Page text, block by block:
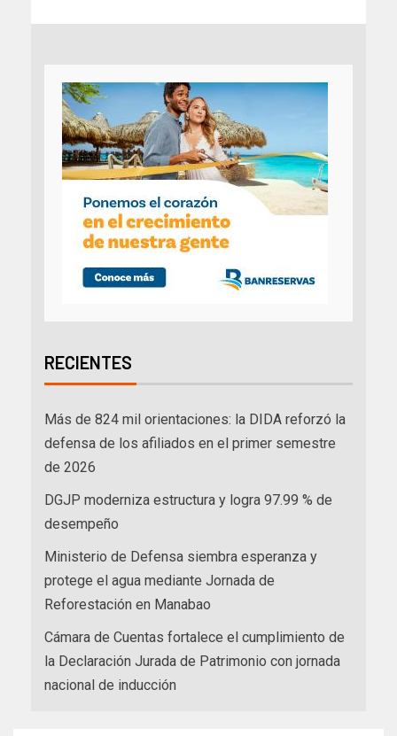
RECIENTES
Más de 824 mil orientaciones: la DIDA reforzó la
defensa de los afiliados en el primer semestre
de 2026
DGJP moderniza estructura y logra 97.99 % de
desempeño
Ministerio de Defensa siembra esperanza y
protege el agua mediante Jornada de
Reforestación en Manabao
Cámara de Cuentas fortalece el cumplimiento de
la Declaración Jurada de Patrimonio con jornada
nacional de inducción